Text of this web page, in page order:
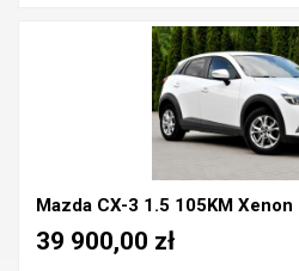
Mazda CX-3 1.5 105KM
39 900,00 zł